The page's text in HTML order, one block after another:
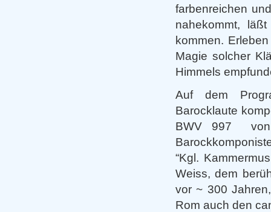
farbenreichen
nahekommt,
kommen.
Magie solcher
Himmels
Auf dem
Barocklaute
BWV 997 von
“Kgl.
Weiss, dem
vor ~ 300
Rom auch den